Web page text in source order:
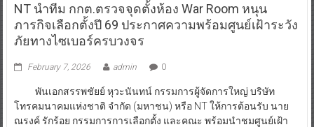
NT นำทีม กกต.ตรวจจุดตั้งห้อง War Room หนุน
ภารกิจเลือกตั้งปี 69 ประกาศความพร้อมศูนย์เฝ้าระวัง
ภัยทางไซเบอร์ครบวงจร
February 7, 2026 admin 0
พันเอกสรรพชัยย์ หุวะนันทน์ กรรมการผู้จัดการใหญ่ บริษัท
โทรคมนาคมแห่งชาติ จำกัด (มหาชน) หรือ NT ให้การต้อนรับ นาย
ณรงค์ รักร้อย กรรมการการเลือกตั้ง และคณะ พร้อมนำชมศูนย์เฝ้า